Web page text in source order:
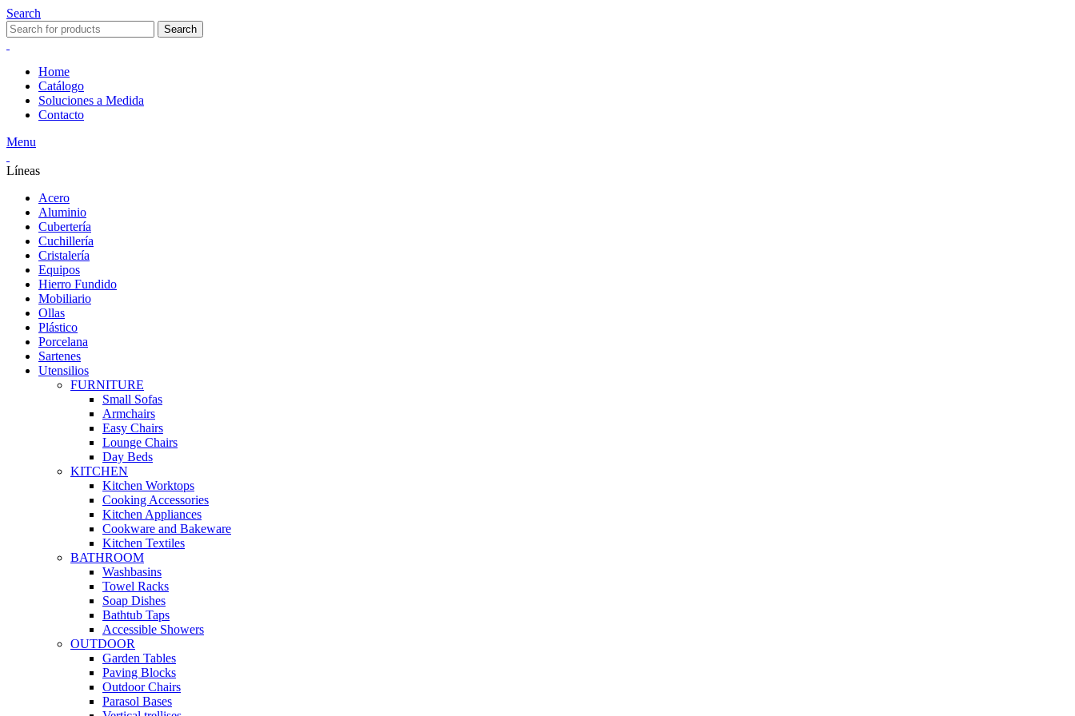
Search
Search
Home
Catálogo
Soluciones a Medida
Contacto
Menu
Líneas
Acero
Aluminio
Cubertería
Cuchillería
Cristalería
Equipos
Hierro Fundido
Mobiliario
Ollas
Plástico
Porcelana
Sartenes
Utensilios
FURNITURE
Small Sofas
Armchairs
Easy Chairs
Lounge Chairs
Day Beds
KITCHEN
Kitchen Worktops
Cooking Accessories
Kitchen Appliances
Cookware and Bakeware
Kitchen Textiles
BATHROOM
Washbasins
Towel Racks
Soap Dishes
Bathtub Taps
Accessible Showers
OUTDOOR
Garden Tables
Paving Blocks
Outdoor Chairs
Parasol Bases